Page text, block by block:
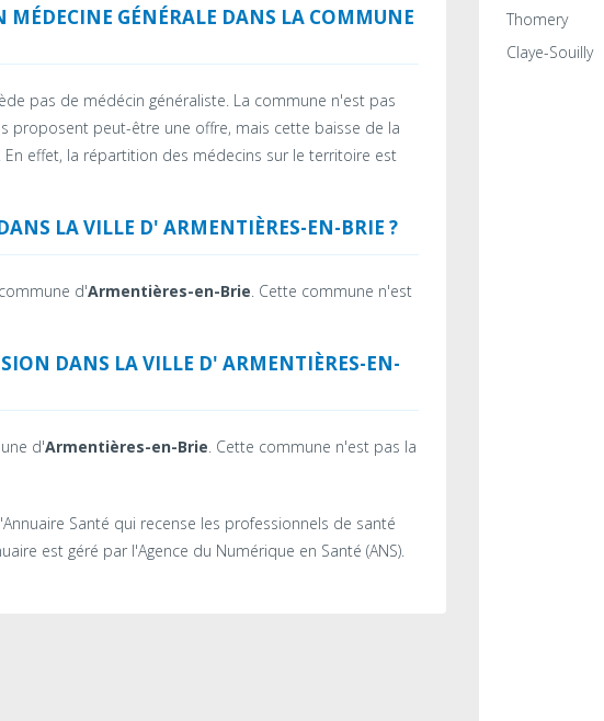
Thomery
Claye-Souilly
MÉDECINE GÉNÉRALE DANS LA COMMUNE
pas de médécin généraliste. La commune n'est pas
proposent peut-être une offre, mais cette baisse de la
effet, la répartition des médecins sur le territoire est
LA VILLE D' ARMENTIÈRES-EN-BRIE ?
d'Armentières-en-Brie. Cette commune n'est
DANS LA VILLE D' ARMENTIÈRES-EN-
d'Armentières-en-Brie. Cette commune n'est pas la
Santé qui recense les professionnels de santé
est géré par l'Agence du Numérique en Santé (ANS).